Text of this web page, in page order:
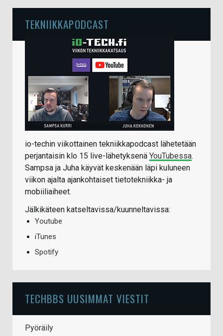
TEKNIIKKAPODCAST
io-techin viikottainen tekniikkapodcast lähetetään
perjantaisin klo 15 live-lähetyksenä YouTubessa.
Sampsa ja Juha käyvät keskenään läpi kuluneen
viikon ajalta ajankohtaiset tietotekniikka- ja
mobiiliaiheet.
Jälkikäteen katseltavissa/kuunneltavissa:
Youtube
iTunes
Spotify
TECHBBS UUSIMMAT VIESTIT
Pyöräily